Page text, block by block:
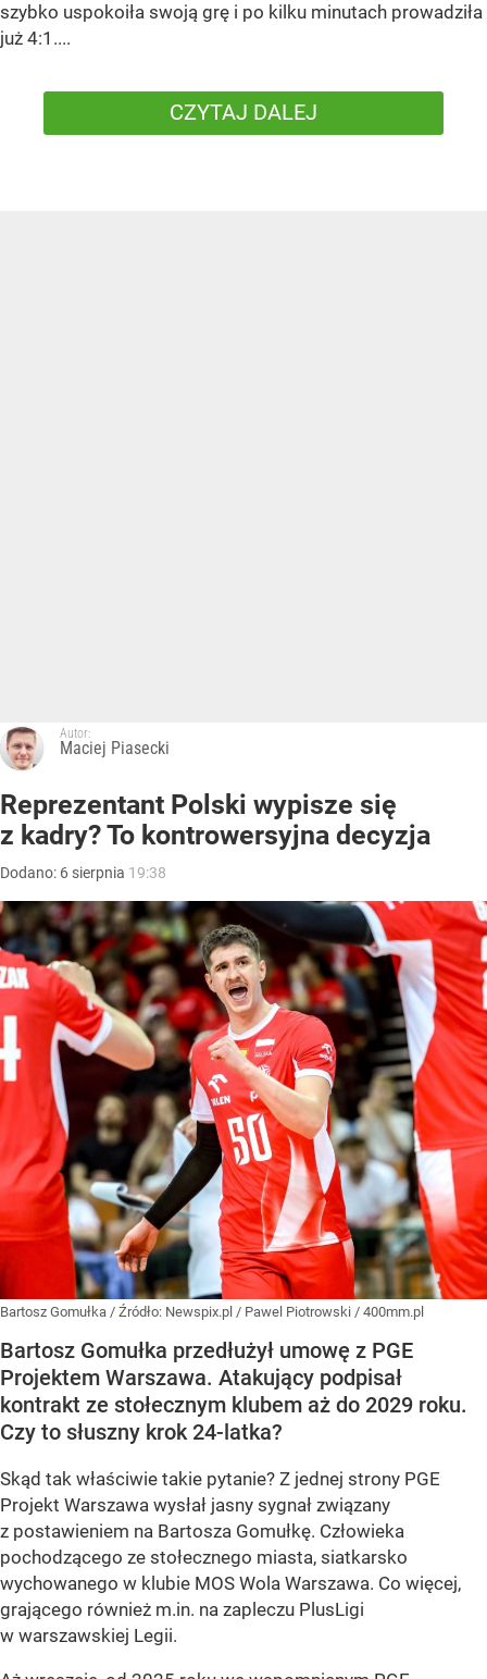
szybko uspokoiła swoją grę i po kilku minutach prowadziła
już 4:1....
CZYTAJ DALEJ
Autor:
Maciej Piasecki
Reprezentant Polski wypisze się
z kadry? To kontrowersyjna decyzja
Dodano: 6 sierpnia 19:38
Bartosz Gomułka / Źródło: Newspix.pl / Pawel Piotrowski / 400mm.pl
Bartosz Gomułka przedłużył umowę z PGE
Projektem Warszawa. Atakujący podpisał
kontrakt ze stołecznym klubem aż do 2029 roku.
Czy to słuszny krok 24-latka?
Skąd tak właściwie takie pytanie? Z jednej strony PGE
Projekt Warszawa wysłał jasny sygnał związany
z postawieniem na Bartosza Gomułkę. Człowieka
pochodzącego ze stołecznego miasta, siatkarsko
wychowanego w klubie MOS Wola Warszawa. Co więcej,
grającego również m.in. na zapleczu PlusLigi
w warszawskiej Legii.